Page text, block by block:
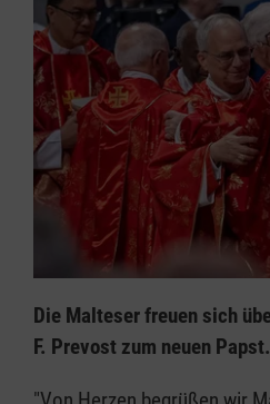
Die Malteser freuen sich
F. Prevost zum neuen Papst.